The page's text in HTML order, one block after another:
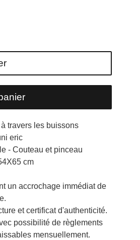
travers les buissons
eric
- Couteau et pinceau
cm
un accrochage immédiat de
et certificat d'authenticité.
possibilité de règlements
mensuellement.